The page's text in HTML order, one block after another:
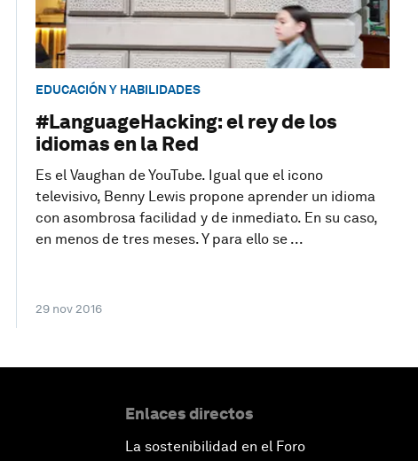
EDUCACIÓN Y HABILIDADES
#LanguageHacking: el rey de los
idiomas en la Red
Es el Vaughan de YouTube. Igual que el icono
televisivo, Benny Lewis propone aprender un idioma
con asombrosa facilidad y de inmediato. En su caso,
en menos de tres meses. Y para ello se ...
29 nov 2016
Enlaces directos
La sostenibilidad en el Foro